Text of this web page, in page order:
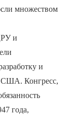
множеством
и
и
США. Конгресс,
года,